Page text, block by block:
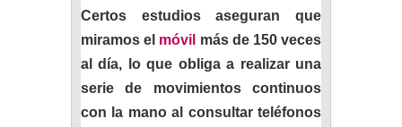
Certos estudios aseguran que
miramos el móvil más de 150 veces
al día, lo que obliga a realizar una
serie de movimientos continuos
con la mano al consultar teléfonos